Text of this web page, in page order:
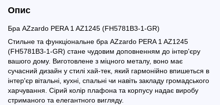
Опис
Бра AZzardo PERA 1 AZ1245 (FH5781B3-1-GR)
Стильне та функціональне бра AZzardo PERA 1 AZ1245
(FH5781B3-1-GR) стане чудовим доповненням до інтер'єру
вашого дому. Виготовлене з міцного металу, воно має
сучасний дизайн у стилі хай-тек, який гармонійно впишеться в
інтер'єр вітальні, кухні, спальні чи навіть закладу громадського
харчування. Сірий колір плафона та корпусу надає виробу
стриманого та елегантного вигляду.